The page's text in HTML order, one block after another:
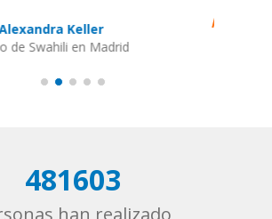
improved greatly.
enjoying the
lessons!””